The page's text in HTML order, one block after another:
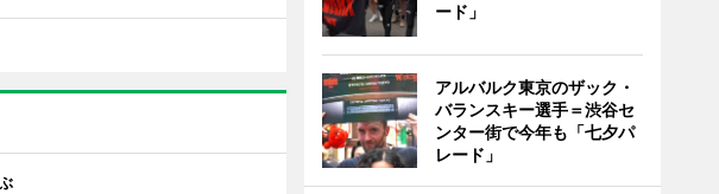
ード」
アルバルク東京のザック・
バランスキー選手＝渋谷セ
ンター街で今年も「七夕パ
レード」